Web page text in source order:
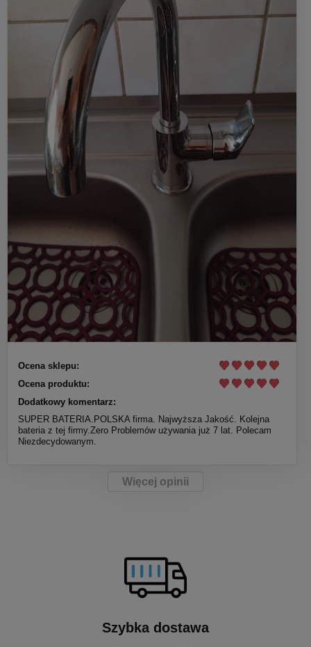
Ocena sklepu:
Ocena produktu:
Dodatkowy komentarz:
SUPER BATERIA.POLSKA firma. Najwyższa Jakość. Kolejna
bateria z tej firmy.Zero Problemów używania już 7 lat. Polecam
Niezdecydowanym.
Więcej opinii
Szybka dostawa